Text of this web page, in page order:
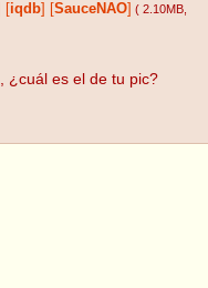
iqdb SauceNAO ( 2.10MB
¿cuál es el de tu pic?